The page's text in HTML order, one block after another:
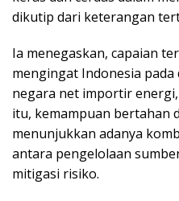
dikutip dari keterangan
Ia menegaskan, capaian
mengingat Indonesia
negara net importir
itu, kemampuan bertahan
menunjukkan adanya
antara pengelolaan
mitigasi risiko.